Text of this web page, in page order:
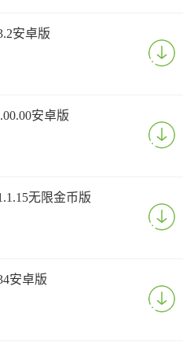
安卓版
安卓版
无限金币版
安卓版